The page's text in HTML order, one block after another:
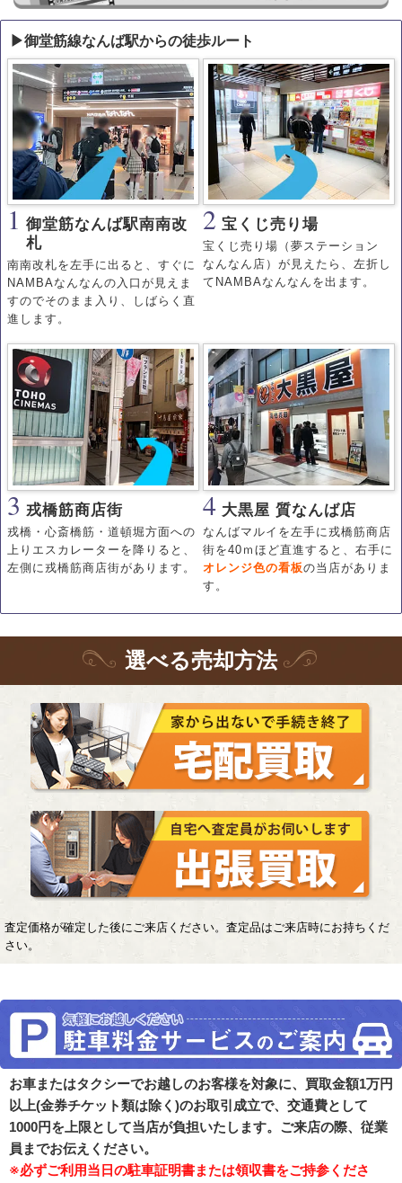
▶御堂筋線なんば駅からの徒歩ルート
1 御堂筋なんば駅南南改
札
南南改札を左手に出ると、すぐに
NAMBAなんなんの入口が見えま
すのでそのまま入り、しばらく直
進します。
2 宝くじ売り場
宝くじ売り場（夢ステーション
なんなん店）が見えたら、左折し
てNAMBAなんなんを出ます。
3 戎橋筋商店街
戎橋・心斎橋筋・道頓堀方面への
上りエスカレーターを降りると、
左側に戎橋筋商店街があります。
4 大黒屋 質なんば店
なんばマルイを左手に戎橋筋商店
街を40ｍほど直進すると、右手に
オレンジ色の看板の当店がありま
す。
選べる売却方法
査定価格が確定した後にご来店ください。査定品はご来店時にお持ちくだ
さい。
お車またはタクシーでお越しのお客様を対象に、買取金額1万円
以上(金券チケット類は除く)のお取引成立で、交通費として
1000円を上限として当店が負担いたします。ご来店の際、従業
員までお伝えください。
※必ずご利用当日の駐車証明書または領収書をご持参くださ